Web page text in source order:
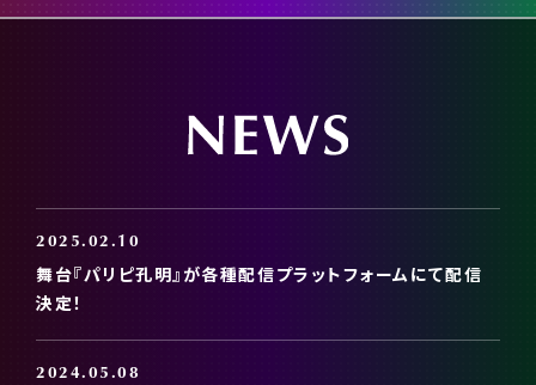
2025.02.10
舞台『パリピ孔明』が各種配信プラットフォームにて配信
決定！
2024.05.08